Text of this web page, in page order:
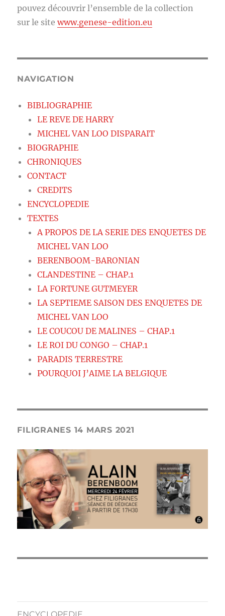
pouvez découvrir l’ensemble de la collection
sur le sitewww.genese-edition.eu
NAVIGATION
BIBLIOGRAPHIE
LE REVE DE HARRY
MICHEL VAN LOO DISPARAIT
BIOGRAPHIE
CHRONIQUES
CONTACT
CREDITS
ENCYCLOPEDIE
TEXTES
A PROPOS DE LA SERIE DES ENQUETES DE
MICHEL VAN LOO
BERENBOOM-BARONIAN
CLANDESTINE – CHAP.1
LA FORTUNE GUTMEYER
LA SEPTIEME SAISON DES ENQUETES DE
MICHEL VAN LOO
LE COUCOU DE MALINES – CHAP.1
LE ROI DU CONGO – CHAP.1
PARADIS TERRESTRE
POURQUOI J’AIME LA BELGIQUE
FILIGRANES 14 MARS 2021
ENCYCLOPEDIE